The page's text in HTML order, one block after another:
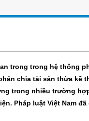
trong trong hệ thông
chia tài sản thừa kế
trong nhiều trường
Pháp luật Việt Nam đã